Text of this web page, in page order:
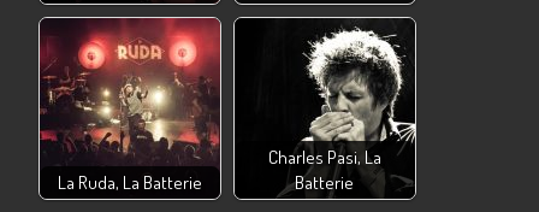
La Ruda, La Batterie
Charles Pasi, La
Batterie